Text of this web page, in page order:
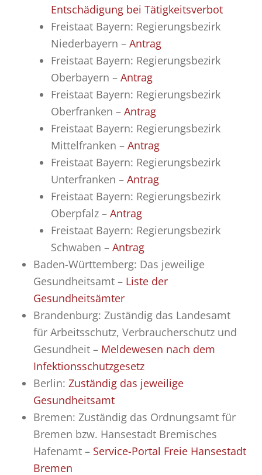
Entschädigung bei Tätigkeitsverbot
Freistaat Bayern: Regierungsbezirk
Niederbayern – Antrag
Freistaat Bayern: Regierungsbezirk
Oberbayern – Antrag
Freistaat Bayern: Regierungsbezirk
Oberfranken – Antrag
Freistaat Bayern: Regierungsbezirk
Mittelfranken – Antrag
Freistaat Bayern: Regierungsbezirk
Unterfranken – Antrag
Freistaat Bayern: Regierungsbezirk
Oberpfalz – Antrag
Freistaat Bayern: Regierungsbezirk
Schwaben – Antrag
Baden-Württemberg: Das jeweilige
Gesundheitsamt – Liste der
Gesundheitsämter
Brandenburg: Zuständig das Landesamt
für Arbeitsschutz, Verbraucherschutz und
Gesundheit – Meldewesen nach dem
Infektionsschutzgesetz
Berlin: Zuständig das jeweilige
Gesundheitsamt
Bremen: Zuständig das Ordnungsamt für
Bremen bzw. Hansestadt Bremisches
Hafenamt – Service-Portal Freie Hansestadt
Bremen